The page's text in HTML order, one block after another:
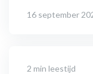
16 september
2 min leestijd